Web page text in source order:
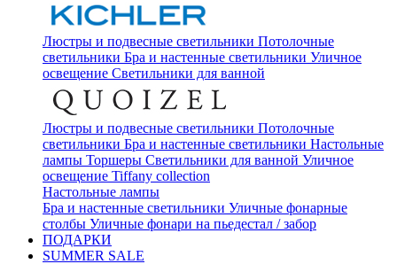
Люстры и подвесные светильники Потолочные
светильники Бра и настенные светильники Уличное
освещение Светильники для ванной
Люстры и подвесные светильники Потолочные
светильники Бра и настенные светильники Настольные
лампы Торшеры Светильники для ванной Уличное
освещение Tiffany collection
Настольные лампы
Бра и настенные светильники Уличные фонарные
столбы Уличные фонари на пьедестал / забор
ПОДАРКИ
SUMMER SALE